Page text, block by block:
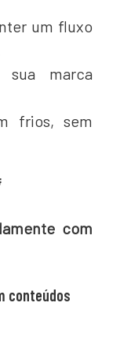
um fluxo
marca
frios, sem
com
conteúdos